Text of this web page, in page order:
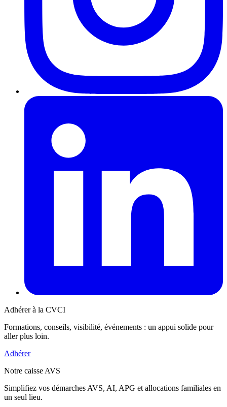
Adhérer à la CVCI
Formations, conseils, visibilité, événements : un appui solide pour
aller plus loin.
Adhérer
Notre caisse AVS
Simplifiez vos démarches AVS, AI, APG et allocations familiales en
un seul lieu.